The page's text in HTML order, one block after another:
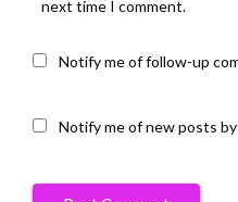
next time I comment.
Notify me of follow-up
Notify me of new posts by